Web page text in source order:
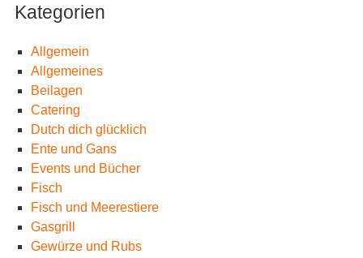
Kategorien
Allgemein
Allgemeines
Beilagen
Catering
Dutch dich glücklich
Ente und Gans
Events und Bücher
Fisch
Fisch und Meerestiere
Gasgrill
Gewürze und Rubs